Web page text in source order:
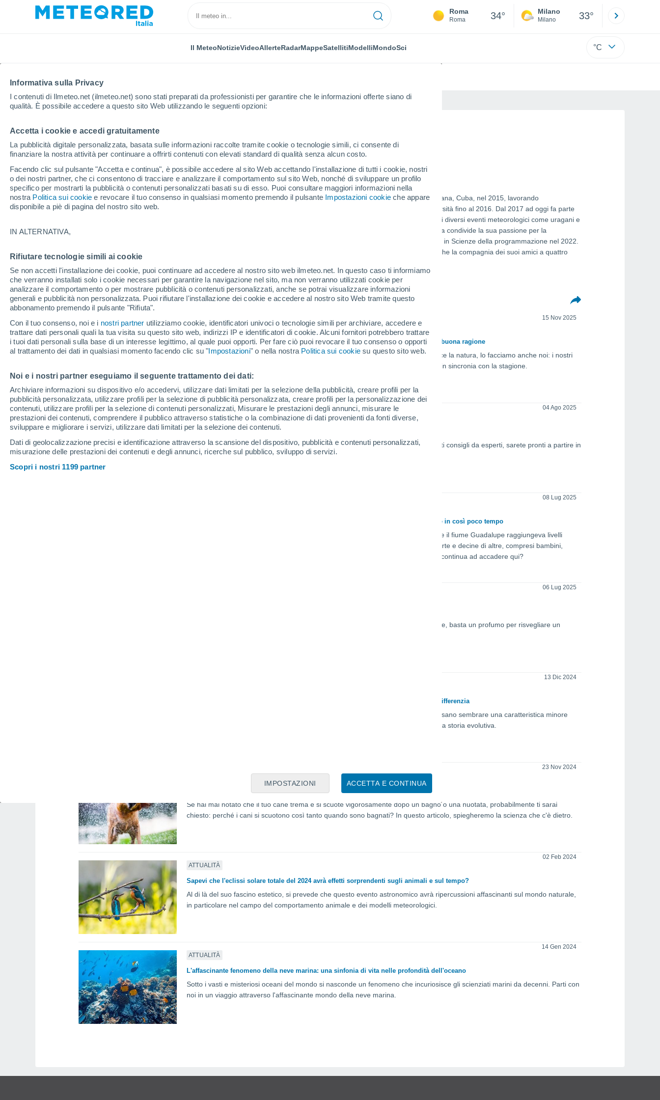
Informativa sulla Privacy
I contenuti di Ilmeteo.net (ilmeteo.net) sono stati preparati da professionisti per garantire che le informazioni offerte siano di
qualità. È possibile accedere a questo sito Web utilizzando le seguenti opzioni:
Accetta i cookie e accedi gratuitamente
La pubblicità digitale personalizzata, basata sulle informazioni raccolte tramite cookie o tecnologie simili, ci consente di
finanziare la nostra attività per continuare a offrirti contenuti con elevati standard di qualità senza alcun costo.
Facendo clic sul pulsante "Accetta e continua", è possibile accedere al sito Web accettando l'installazione di tutti i cookie, nostri
o dei nostri partner, che ci consentono di tracciare e analizzare il comportamento sul sito Web, nonché di sviluppare un profilo
specifico per mostrarti la pubblicità o contenuti personalizzati basati su di esso. Puoi consultare maggiori informazioni nella
nostra Politica sui cookie e revocare il tuo consenso in qualsiasi momento premendo il pulsante Impostazioni cookie che appare
disponibile a piè di pagina del nostro sito web.
IN ALTERNATIVA,
Rifiutare tecnologie simili ai cookie
Se non accetti l'installazione dei cookie, puoi continuare ad accedere al nostro sito web ilmeteo.net. In questo caso ti informiamo
che verranno installati solo i cookie necessari per garantire la navigazione nel sito, ma non verranno utilizzati cookie per
analizzare il comportamento o per mostrare pubblicità o contenuti personalizzati, anche se potrai visualizzare informazioni
generali e pubblicità non personalizzata. Puoi rifiutare l'installazione dei cookie e accedere al nostro sito Web tramite questo
abbonamento premendo il pulsante "Rifiuta".
Con il tuo consenso, noi e i nostri partner utilizziamo cookie, identificatori univoci o tecnologie simili per archiviare, accedere e
trattare dati personali quali la tua visita su questo sito web, indirizzi IP e identificatori di cookie. Alcuni fornitori potrebbero trattare
i tuoi dati personali sulla base di un interesse legittimo, al quale puoi opporti. Per fare ciò puoi revocare il tuo consenso o opporti
al trattamento dei dati in qualsiasi momento facendo clic su "Impostazioni" o nella nostra Politica sui cookie su questo sito web.
Noi e i nostri partner eseguiamo il seguente trattamento dei dati:
Archiviare informazioni su dispositivo e/o accedervi, utilizzare dati limitati per la selezione della pubblicità, creare profili per la
pubblicità personalizzata, utilizzare profili per la selezione di pubblicità personalizzata, creare profili per la personalizzazione dei
contenuti, utilizzare profili per la selezione di contenuti personalizzati, Misurare le prestazioni degli annunci, misurare le
prestazioni dei contenuti, comprendere il pubblico attraverso statistiche o la combinazione di dati provenienti da fonti diverse,
sviluppare e migliorare i servizi, utilizzare dati limitati per la selezione dei contenuti.
Dati di geolocalizzazione precisi e identificazione attraverso la scansione del dispositivo, pubblicità e contenuti personalizzati,
misurazione delle prestazioni dei contenuti e degli annunci, ricerche sul pubblico, sviluppo di servizi.
Scopri i nostri 1199 partner
ACCETTA E CONTINUA
IMPOSTAZIONI
Roma
Roma 34° Milano
Milano 33°
Il MeteoNotizieVideoAllerteRadarMappeSatellitiModelliMondoSci °C
Home Chi siamo Team Dainet Sierra
Dainet Sierra
Meteorologa -8 articoli
Ha conseguito la laurea in Meteorologia presso l'Istituto Superiore di Scienze Applicate e Tecnologie (InsTEC) dell'Avana, Cuba, nel 2015, lavorando
successivamente come professore di Analisi Matematica e Statistica Applicata alla Meteorologia presso questa università fino al 2016. Dal 2017 ad oggi fa parte
, dove realizza bollettini meteorologici giornalieri e partecipa alla copertura di diversi eventi meteorologici come uragani e
maltempo, tra gli altri, con l'obiettivo di mantenere informata e allertata la comunità del sud della Florida. Dainet Sierra condivide la sua passione per la
) dove ha completato il suo master in Scienze della programmazione nel 2022.
Nel tempo libero gli piace approfondire su tecnologia, intelligenza artificiale, meteorologia e astronomia. Gli piace anche la compagnia dei suoi amici a quattro
Articoli di Dainet Sierra
SCIENZA
15 Nov 2025
Hai bisogno di dormire di più in autunno e in inverno? Probabilmente sì, e c'è una buona ragione
C'è un motivo per cui l'inverno sembra più dolce, più lento, più immobile. Come dice la natura, lo facciamo anche noi: i nostri
corpi seguono il ritmo delle giornate più corte, invitandoci a riposare e recuperare in sincronia con la stagione.
ATTUALITÀ
04 Ago 2025
Viaggiare con gli animali domestici? Ecco come prepararti come un professionista
Sognate avventure senza stress con il vostro copilota a quattro zampe? Con questi consigli da esperti, sarete pronti a partire in
men che non si dica!
08 Lug 2025
La grave alluvione lampo in Texas: ecco perché l'area si è allagata improvvisamente in così poco tempo
Un'alluvione improvvisa e mortale ha travolto la regione collinare del Texas, mentre il fiume Guadalupe raggiungeva livelli
record, spazzando via campeggi, case e vite umane. Almeno 82 persone sono morte e decine di altre, compresi bambini,
risultano ancora disperse. Ancora una volta, la domanda incombe: perché questo continua ad accadere qui?
06 Lug 2025
Il profumo delle rose. L'erba appena tagliata. Un pizzico di cannella nell'aria. A volte, basta un profumo per risvegliare un
13 Dic 2024
Perché gli esseri umani hanno le unghie dei piedi? La peculiarità evolutiva che ci differenzia
Ti sei mai chiesto perché gli esseri umani hanno le unghie dei piedi? Sebbene possano sembrare una caratteristica minore
della nostra anatomia, le unghie dei piedi contengono indizi affascinanti sulla nostra storia evolutiva.
23 Nov 2024
Svelato il mistero: perché i cani si scuotono così tanto quando sono bagnati?
Se hai mai notato che il tuo cane trema e si scuote vigorosamente dopo un bagno o una nuotata, probabilmente ti sarai
chiesto: perché i cani si scuotono così tanto quando sono bagnati? In questo articolo, spiegheremo la scienza che c'è dietro.
ATTUALITÀ
02 Feb 2024
Sapevi che l'eclissi solare totale del 2024 avrà effetti sorprendenti sugli animali e sul tempo?
Al di là del suo fascino estetico, si prevede che questo evento astronomico avrà ripercussioni affascinanti sul mondo naturale,
in particolare nel campo del comportamento animale e dei modelli meteorologici.
ATTUALITÀ
14 Gen 2024
L'affascinante fenomeno della neve marina: una sinfonia di vita nelle profondità dell'oceano
Sotto i vasti e misteriosi oceani del mondo si nasconde un fenomeno che incuriosisce gli scienziati marini da decenni. Parti con
noi in un viaggio attraverso l'affascinante mondo della neve marina.